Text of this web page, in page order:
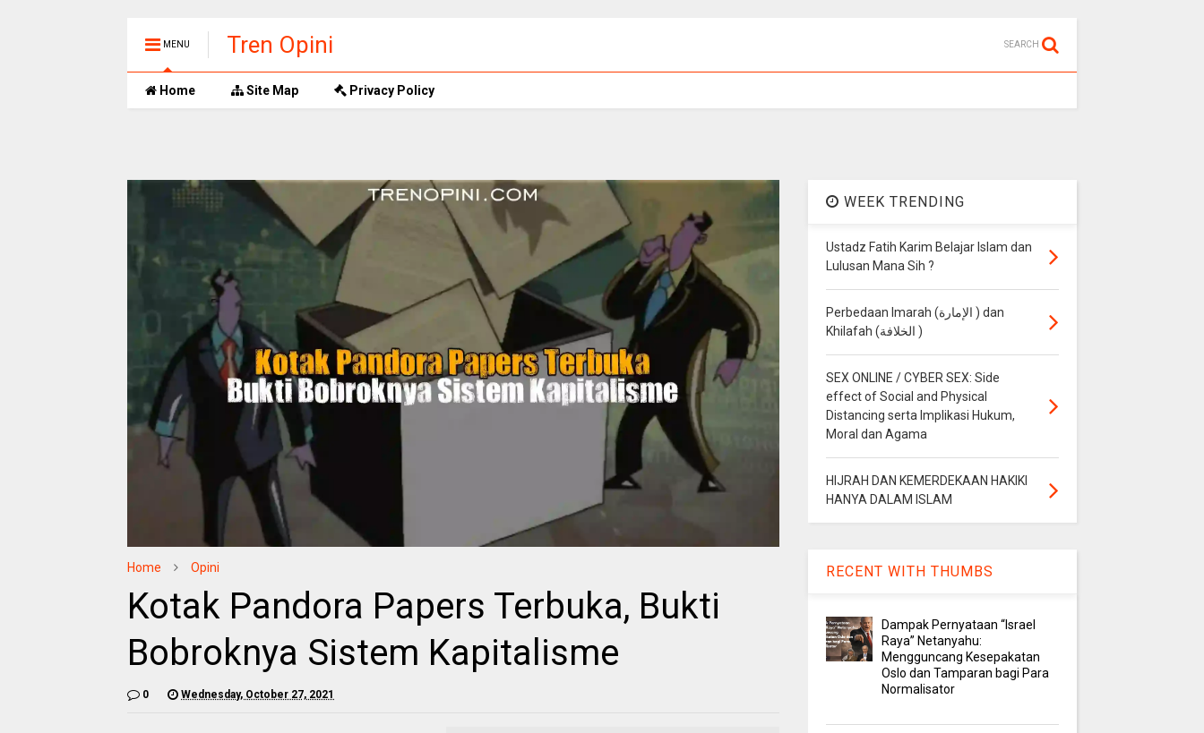
MENU Tren Opini SEARCH
Home Site Map Privacy Policy
Home Opini
Kotak Pandora Papers Terbuka, Bukti
Bobroknya Sistem Kapitalisme
0 Wednesday, October 27, 2021
WEEK TRENDING
Ustadz Fatih Karim Belajar Islam dan
Lulusan Mana Sih ?
Perbedaan Imarah (الإمارة ) dan
Khilafah (الخلافة )
SEX ONLINE / CYBER SEX: Side
effect of Social and Physical
Distancing serta Implikasi Hukum,
Moral dan Agama
HIJRAH DAN KEMERDEKAAN HAKIKI
HANYA DALAM ISLAM
RECENT WITH THUMBS
Dampak Pernyataan “Israel
Raya” Netanyahu:
Mengguncang Kesepakatan
Oslo dan Tamparan bagi Para
Normalisator